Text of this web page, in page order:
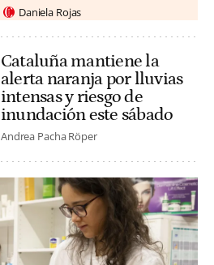
Daniela Rojas
Cataluña mantiene la
alerta naranja por lluvias
intensas y riesgo de
inundación este sábado
Andrea Pacha Röper